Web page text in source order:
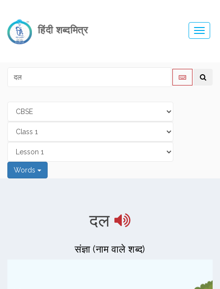
हिंदी शब्दमित्र
Words
दल
संज्ञा (नाम वाले शब्द)